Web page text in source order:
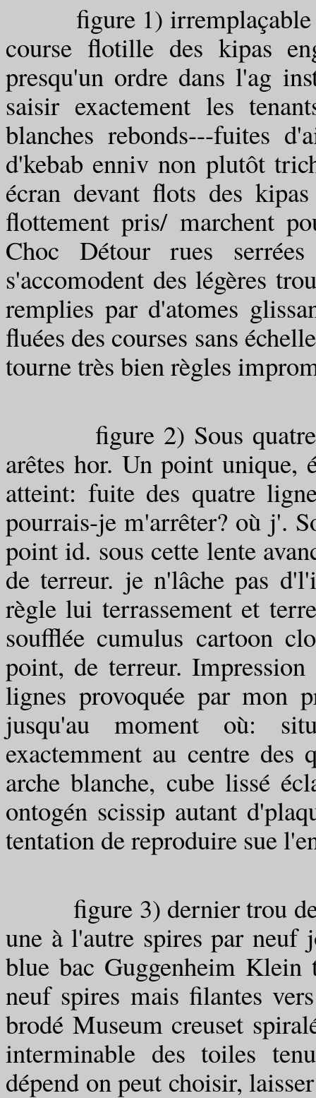
figure 1) irremplaçable
course flotille des kipas
presqu'un ordre dans l'ag
saisir exactement les
blanches rebonds---fuites
d'kebab enniv non plutôt
écran devant flots des
flottement pris/ marchent
Choc Détour rues
s'accomodent des légères
remplies par d'atomes
fluées des courses sans
tourne très bien règles
figure 2) Sous quatre
arêtes hor. Un point unique,
atteint: fuite des quatre
pourrais-je m'arrêter? où j'.
point id. sous cette lente
de terreur. je n'lâche pas
règle lui terrassement et
soufflée cumulus cartoon
point, de terreur.
lignes provoquée par mon
jusqu'au moment où:
exactemment au centre des
arche blanche, cube lissé
ontogén scissip autant
tentation de reproduire sue
figure 3) dernier trou de
une à l'autre spires par
blue bac Guggenheim
neuf spires mais filantes
brodé Museum creuset
interminable des toiles
dépend on peut choisir,